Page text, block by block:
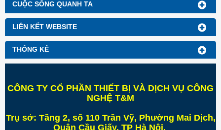
CUỘC SỐNG QUANH TA
LIÊN KẾT WEBSITE
THỐNG KÊ
CÔNG TY CỔ PHẦN THIẾT BỊ VÀ DỊCH VỤ CÔNG
NGHỆ T&M
Trụ sở: Tầng 2, số 110 Trần Vỹ, Phường Mai Dịch,
Quận Cầu Giấy, TP Hà Nội.